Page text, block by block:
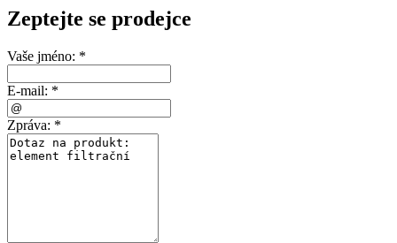
Zeptejte se prodejce
Vaše jméno: *
E-mail: *
Zpráva: *